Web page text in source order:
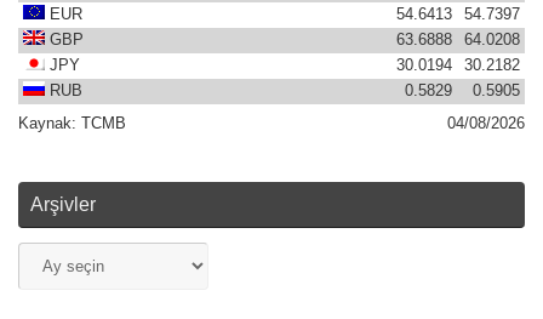
EUR
54.7397
54.6413
GBP
64.0208
63.6888
JPY
30.2182
30.0194
RUB
0.5905
0.5829
Kaynak:
TCMB 04/08/2026
Arşivler